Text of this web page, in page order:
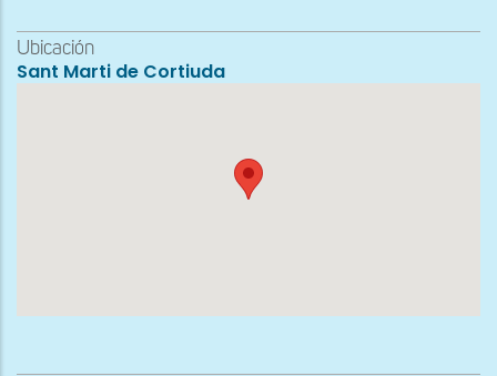
Ubicación
Sant Marti de Cortiuda